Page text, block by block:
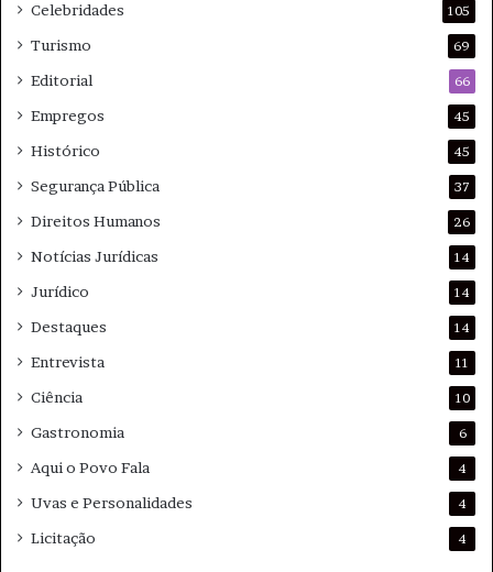
Celebridades 105
Turismo 69
Editorial 66
Empregos 45
Histórico 45
Segurança Pública 37
Direitos Humanos 26
Notícias Jurídicas 14
Jurídico 14
Destaques 14
Entrevista 11
Ciência 10
Gastronomia 6
Aqui o Povo Fala 4
Uvas e Personalidades 4
Licitação 4